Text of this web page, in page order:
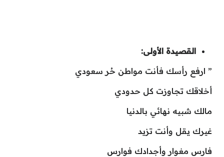
القصيدة الأولى:
” ارفع رأسك فأنت مواطن حُر سعودي
أخلاقك تجاوزت كل حدودي
مالك شبيه نهائي بالدنيا
غيرك يقل وأنت تزيد
فارس مغوار وأجدادك فوارس